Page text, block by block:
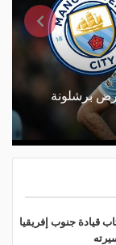
برشلونة
قيادة جنوب إفريقيا